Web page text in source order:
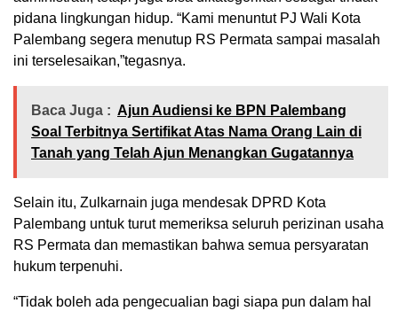
pidana lingkungan hidup. “Kami menuntut PJ Wali Kota
Palembang segera menutup RS Permata sampai masalah
ini terselesaikan,”tegasnya.
Baca Juga : Ajun Audiensi ke BPN Palembang
Soal Terbitnya Sertifikat Atas Nama Orang Lain di
Tanah yang Telah Ajun Menangkan Gugatannya
Selain itu, Zulkarnain juga mendesak DPRD Kota
Palembang untuk turut memeriksa seluruh perizinan usaha
RS Permata dan memastikan bahwa semua persyaratan
hukum terpenuhi.
“Tidak boleh ada pengecualian bagi siapa pun dalam hal